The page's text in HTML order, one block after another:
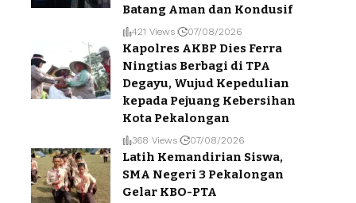
Batang Aman dan Kondusif
421 Views 07/08/2026
Kapolres AKBP Dies Ferra
Ningtias Berbagi di TPA
Degayu, Wujud Kepedulian
kepada Pejuang Kebersihan
Kota Pekalongan
368 Views 07/08/2026
Latih Kemandirian Siswa,
SMA Negeri 3 Pekalongan
Gelar KBO-PTA